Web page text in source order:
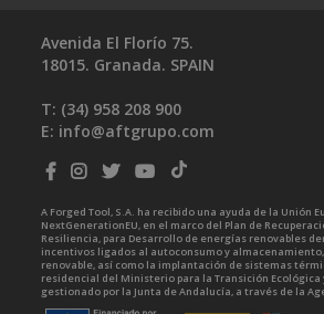
Avenida El Florío 75.
18015. Granada. SPAIN
T: (34) 958 208 900
E: info@aftgrupo.com
A Forged Tool, S.A. ha recibido una ayuda de la Unión
NextGenerationEU, en el marco del Plan de
Resiliencia, para Desarrollo de energías renovables
incentivos ligados al autoconsumo y
renovable, así como la implantación de sistemas
residencial del Ministerio para la Transición Ecológica
gestionado por la Junta de Andalucía, a través de la